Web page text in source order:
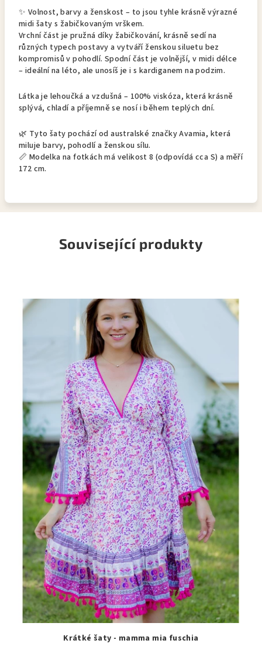
✨ Volnost, barvy a ženskost – to jsou tyhle krásně výrazné
midi šaty s žabičkovaným vrškem.
Vrchní část je pružná díky žabičkování, krásně sedí na
různých typech postavy a vytváří ženskou siluetu bez
kompromisů v pohodlí. Spodní část je volnější, v midi délce
– ideální na léto, ale unosíš je i s kardiganem na podzim.
Látka je lehoučká a vzdušná – 100% viskóza, která krásně
splývá, chladí a příjemně se nosí i během teplých dní.
🌿 Tyto šaty pochází od australské značky Avamia, která
miluje barvy, pohodlí a ženskou sílu.
📏 Modelka na fotkách má velikost 8 (odpovídá cca S) a měří
172 cm.
Související produkty
Krátké šaty - mamma mia fuschia